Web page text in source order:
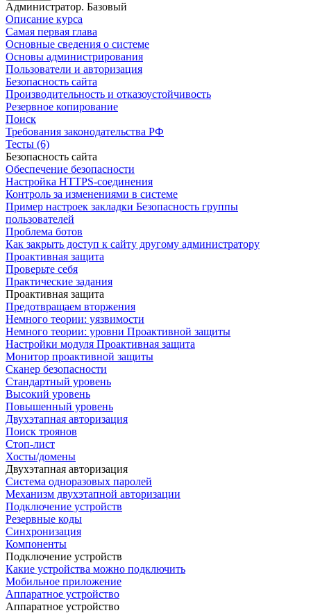
Администратор. Базовый
Описание курса
Самая первая глава
Основные сведения о системе
Основы администрирования
Пользователи и авторизация
Безопасность сайта
Производительность и отказоустойчивость
Резервное копирование
Поиск
Требования законодательства РФ
Тесты (6)
Безопасность сайта
Обеспечение безопасности
Настройка HTTPS-соединения
Контроль за изменениями в системе
Пример настроек закладки Безопасность группы
пользователей
Проблема ботов
Как закрыть доступ к сайту другому администратору
Проактивная защита
Проверьте себя
Практические задания
Проактивная защита
Предотвращаем вторжения
Немного теории: уязвимости
Немного теории: уровни Проактивной защиты
Настройки модуля Проактивная защита
Монитор проактивной защиты
Сканер безопасности
Стандартный уровень
Высокий уровень
Повышенный уровень
Двухэтапная авторизация
Поиск троянов
Стоп-лист
Хосты/домены
Двухэтапная авторизация
Система одноразовых паролей
Механизм двухэтапной авторизации
Подключение устройств
Резервные коды
Синхронизация
Компоненты
Подключение устройств
Какие устройства можно подключить
Мобильное приложение
Аппаратное устройство
Аппаратное устройство